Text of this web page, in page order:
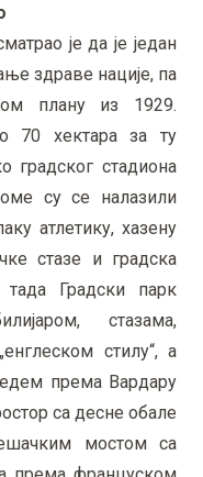
је да је један
здраве нације, па
плану из 1929.
70 хектара за ту
градског стадиона
су се налазили
атлетику, хазену
стазе и градска
тада Градски парк
стазама,
стилу“, а
према Вардару
са десне обале
мостом са